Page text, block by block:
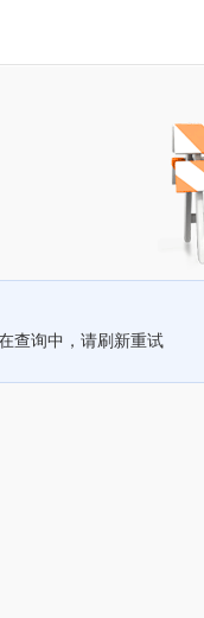
查询中，请刷新重试